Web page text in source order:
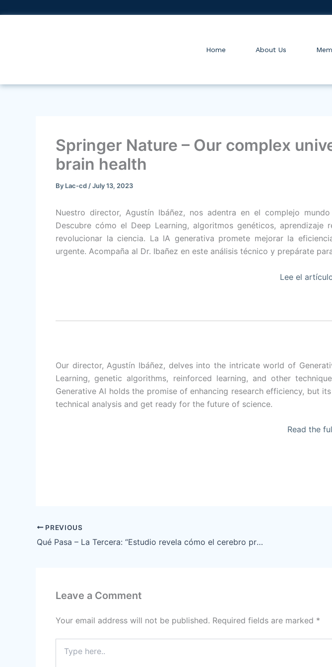
Home About Us
Springer Nature – Our complex
brain health
By Lac-cd /July 13, 2023
Nuestro director, Agustín Ibáñez, nos adentra en el complejo
Descubre cómo el Deep Learning, algoritmos genéticos,
revolucionar la ciencia. La IA generativa promete mejorar la
urgente. Acompaña al Dr. Ibañez en este análisis técnico y prepárate
Lee el
Our director, Agustín Ibáñez, delves into the intricate world of
Learning, genetic algorithms, reinforced learning, and other
Generative AI holds the promise of enhancing research efficiency, but
technical analysis and get ready for the future of science.
Read the
PREVIOUS
Qué Pasa – La Tercera: “Estudio revela cómo el cerebro procesa las emociones y cómo se adapta al estrés social”
Leave a Comment
Your email address will not be published. Required fields are marked *
here..